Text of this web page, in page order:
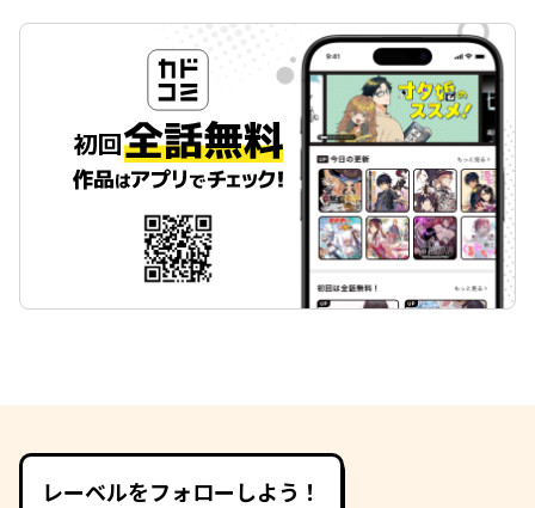
レーベルをフォローしよう！